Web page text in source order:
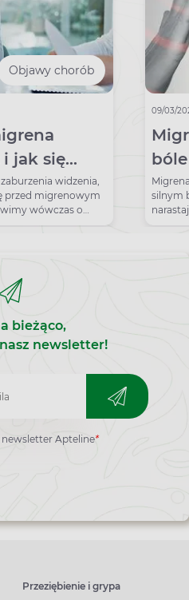
Objawy chorób
jak się
widzenia,
przed migrenowym
wówczas o
09/03/
silnym
bieżąco,
newsletter!
Apteline*
Przeziębienie i grypa